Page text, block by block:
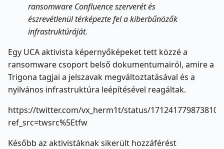
ransomware Confluence szerverét és
észrevétlenül térképezte fel a kiberbűnözők
infrastruktúráját.
Egy UCA aktivista képernyőképeket tett közzé a
ransomware csoport belső dokumentumairól, amire a
Trigona tagjai a jelszavak megváltoztatásával és a
nyilvános infrastruktúra leépítésével reagáltak.
https://twitter.com/vx_herm1t/status/
ref_src=twsrc%5Etfw
Később az aktivistáknak sikerült hozzáférést